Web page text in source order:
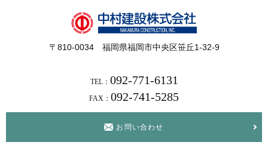
〒810-0034 福岡県福岡市中央区笹丘1-32-9
TEL： 092-771-6131
FAX： 092-741-5285
お問い合わせ